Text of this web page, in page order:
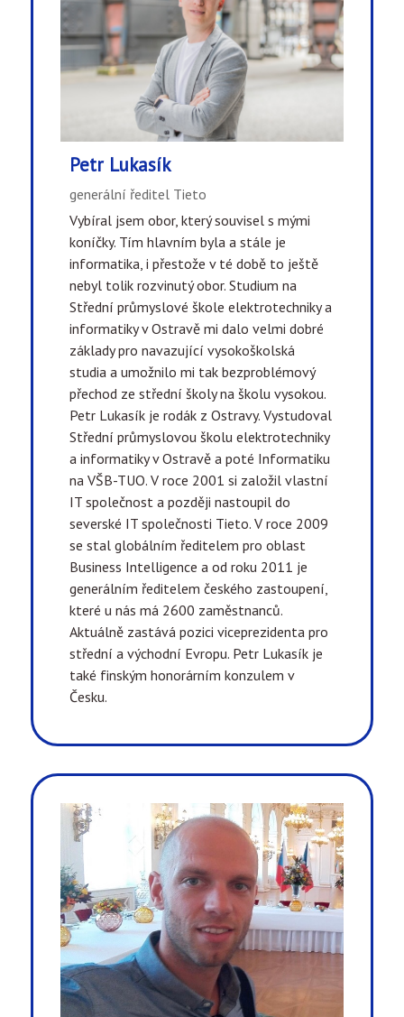
Petr Lukasík
generální ředitel Tieto
Vybíral jsem obor, který souvisel s mými
koníčky. Tím hlavním byla a stále je
informatika, i přestože v té době to ještě
nebyl tolik rozvinutý obor. Studium na
Střední průmyslové škole elektrotechniky a
informatiky v Ostravě mi dalo velmi dobré
základy pro navazující vysokoškolská
studia a umožnilo mi tak bezproblémový
přechod ze střední školy na školu vysokou.
Petr Lukasík je rodák z Ostravy. Vystudoval
Střední průmyslovou školu elektrotechniky
a informatiky v Ostravě a poté Informatiku
na VŠB-TUO. V roce 2001 si založil vlastní
IT společnost a později nastoupil do
severské IT společnosti Tieto. V roce 2009
se stal globálním ředitelem pro oblast
Business Intelligence a od roku 2011 je
generálním ředitelem českého zastoupení,
které u nás má 2600 zaměstnanců.
Aktuálně zastává pozici viceprezidenta pro
střední a východní Evropu. Petr Lukasík je
také finským honorárním konzulem v
Česku.